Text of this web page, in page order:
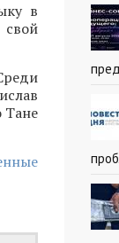
в
свой
Тане